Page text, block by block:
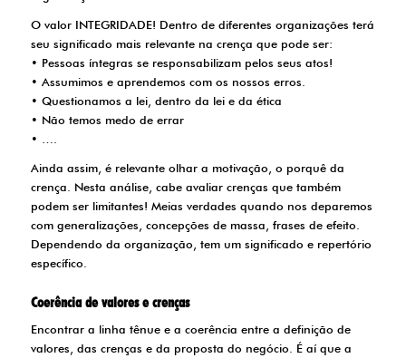
O valor INTEGRIDADE! Dentro de diferentes organizações terá
seu significado mais relevante na crença que pode ser:
• Pessoas íntegras se responsabilizam pelos seus atos!
• Assumimos e aprendemos com os nossos erros.
• Questionamos a lei, dentro da lei e da ética
• Não temos medo de errar
• ….
Ainda assim, é relevante olhar a motivação, o porquê da
crença. Nesta análise, cabe avaliar crenças que também
podem ser limitantes! Meias verdades quando nos deparemos
com generalizações, concepções de massa, frases de efeito.
Dependendo da organização, tem um significado e repertório
específico.
Coerência de valores e crenças
Encontrar a linha tênue e a coerência entre a definição de
valores, das crenças e da proposta do negócio. É aí que a